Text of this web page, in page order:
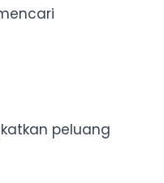
peluang